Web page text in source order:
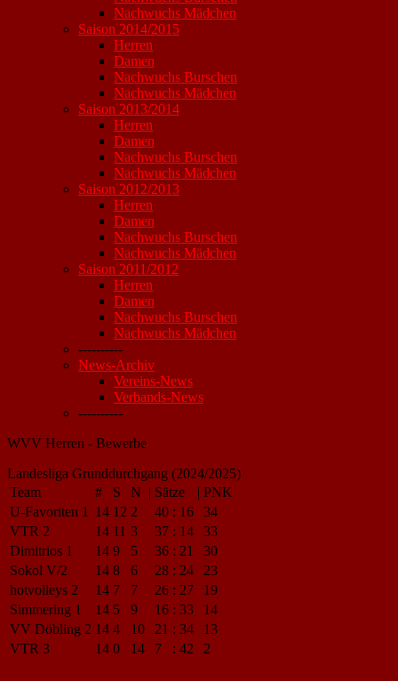
Nachwuchs Mädchen
Saison 2014/2015
Herren
Damen
Nachwuchs Burschen
Nachwuchs Mädchen
Saison 2013/2014
Herren
Damen
Nachwuchs Burschen
Nachwuchs Mädchen
Saison 2012/2013
Herren
Damen
Nachwuchs Burschen
Nachwuchs Mädchen
Saison 2011/2012
Herren
Damen
Nachwuchs Burschen
Nachwuchs Mädchen
----------
News-Archiv
Vereins-News
Verbands-News
----------
WVV Herren - Bewerbe
Landesliga Grunddurchgang (2024/2025)
Team
# S N | Sätze | PNK
U-Favoriten 1
14 12 2 40 : 16
34
VTR 2
14 11 3 37 : 14
33
Dimitrios 1
14 9 5 36 : 21
30
Sokol V/2
14 8 6 28 : 24
23
hotvolleys 2
14 7 7 26 : 27
19
Simmering 1
14 5 9 16 : 33
14
VV Döbling 2 14 4 10 21 : 34
13
VTR 3
14 0 14 7 : 42 2